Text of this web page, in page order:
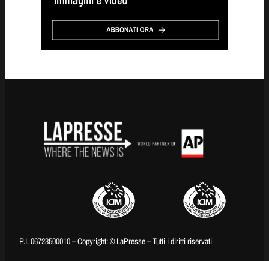
P.I. 06723500010 – Copyright: © LaPresse – Tutti i diritti riservati